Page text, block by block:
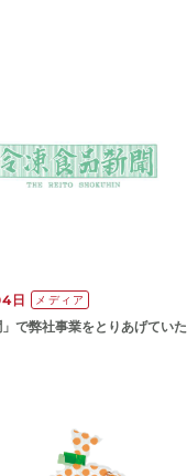
日 メディア
」で弊社事業をとりあげてい